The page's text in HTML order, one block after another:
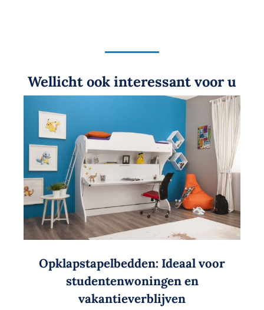
Wellicht ook interessant voor u
Opklapstapelbedden: Ideaal voor
studentenwoningen en
vakantieverblijven